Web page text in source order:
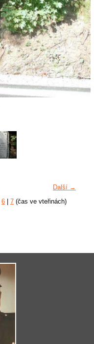
Další →
6 | 7 (čas ve vteřinách)